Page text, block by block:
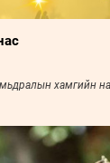
хамгийн